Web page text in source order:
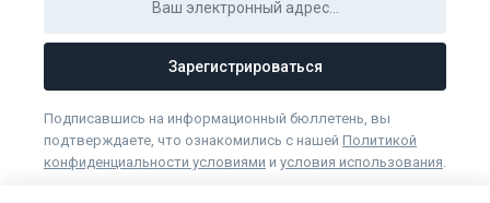
Зарегистрироваться
Подписавшись на информационный бюллетень, вы
подтверждаете, что ознакомились с нашей Политикой
конфиденциальности условиями и условия использования.